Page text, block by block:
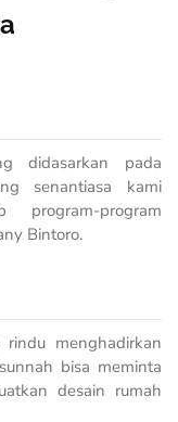
didasarkan pada
senantiasa kami
program
Bintoro.
menghadirkan
bisa meminta
desain rumah